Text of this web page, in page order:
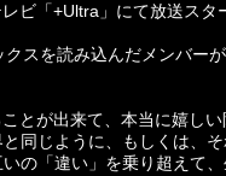
ビ「+Ultra」にて放送ス
クスを読み込んだメンバ
とが出来て、本当に嬉しい
同じように、もしくは、
の「違い」を乗り超えて